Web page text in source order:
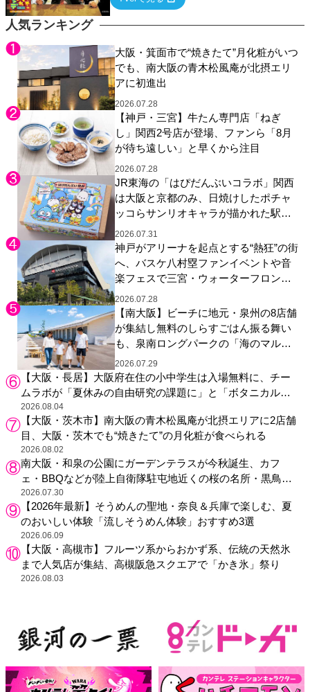
人気ランキング
大阪・箕面市で“焼きたて”月化粧がいつ
でも、南大阪の青木松風庵が北摂エリ
アに初進出
2026.07.28
【神戸・三宮】牛たん専門店「ねぎ
し」関西2号店が登場、ファンら「8月
が待ち遠しい」と早くから注目
2026.07.28
JR東海の「はぴだんぶいコラボ」関西
は大阪と京都のみ、日焼けしたポチャ
ッコらサンリオキャラが描かれた駅弁
やグッズが登場
2026.07.31
神戸がアリーナを起点とする“熱狂”の街
へ、バスケ八村塁ファンイベントや音
楽フェスで三宮・ウォーターフロント
を活性化
2026.07.28
【南大阪】ビーチに地元・泉州の8店舗
が集結し無料のしらすごはん振る舞い
も、泉南ロングパークの「海のマルシ
ェ」がリニューアル！
2026.07.29
【大阪・長居】大阪府在住の小中学生は入場無料に、チー
ムラボが「夏休みの自由研究の課題に」と「ボタニカルガ
ーデン 大阪」へ招待
2026.08.04
【大阪・茨木市】南大阪の青木松風庵が北摂エリアに2店舗
目、大阪・茨木でも“焼きたて”の月化粧が食べられる
2026.08.02
南大阪・和泉の公園にガーデンテラスが今秋誕生、カフ
ェ・BBQなどが陸上自衛隊駐屯地近くの桜の名所・黒鳥山
公園に
2026.07.30
【2026年最新】そうめんの聖地・奈良＆兵庫で楽しむ、夏
のおいしい体験「流しそうめん体験」おすすめ3選
2026.06.09
【大阪・高槻市】フルーツ系からおかず系、伝統の天然氷
まで人気店が集結、高槻阪急スクエアで「かき氷」祭り
2026.08.03
ていく関西色を前面に押し出したトークバラ